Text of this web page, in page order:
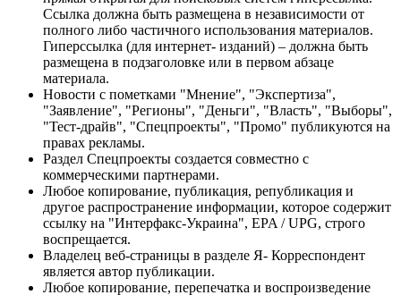
Ссылка должна быть размещена в независимости от
полного либо частичного использования материалов.
Гиперссылка (для интернет- изданий) – должна быть
размещена в подзаголовке или в первом абзаце
материала.
Новости с пометками "Мнение", "Экспертиза",
"Заявление", "Регионы", "Деньги", "Власть", "Выборы",
"Тест-драйв", "Спецпроекты", "Промо" публикуются на
правах рекламы.
Раздел Спецпроекты создается совместно с
коммерческими партнерами.
Любое копирование, публикация, републикация и
другое распространение информации, которое содержит
ссылку на "Интерфакс-Украина", EPA / UPG, строго
воспрещается.
Владелец веб-страницы в разделе Я- Корреспондент
является автор публикации.
Любое копирование, перепечатка и воспроизведение